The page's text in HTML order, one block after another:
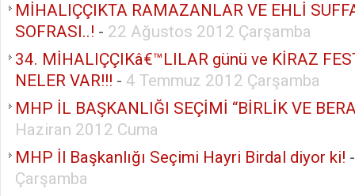
MİHALIÇÇIKTA RAMAZANLAR VE EHLİ
SOFRASI..! - 22 Ağustos 2012 Çarşamba
34. MİHALIÇÇIKâ€™LILAR günü ve KİRAZ
NELER VAR!!! - 4 Temmuz 2012 Çarşamba
MHP İL BAŞKANLIĞI SEÇİMİ “BİRLİK VE
Haziran 2012 Cuma
MHP İl Başkanlığı Seçimi Hayri Birdal diyor ki!
Çarşamba